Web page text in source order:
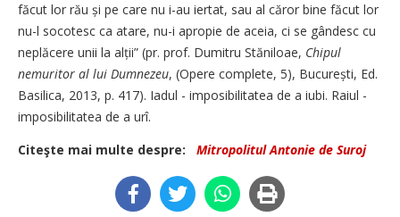
făcut lor rău și pe care nu i-au iertat, sau al căror bine făcut lor
nu-l socotesc ca atare, nu-i apropie de aceia, ci se gândesc cu
neplăcere unii la alții” (pr. prof. Dumitru Stăniloae, Chipul
nemuritor al lui Dumnezeu, (Opere complete, 5), București, Ed.
Basilica, 2013, p. 417). Iadul - imposibilitatea de a iubi. Raiul -
imposibilitatea de a urî.
Citeşte mai multe despre:
Mitropolitul Antonie de Suroj